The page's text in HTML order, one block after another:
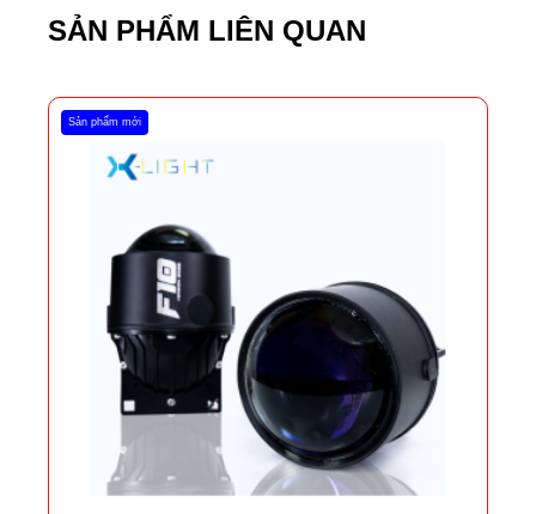
SẢN PHẨM LIÊN QUAN
Sản phẩm mới